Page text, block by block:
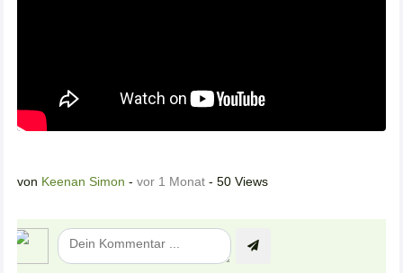
von Keenan Simon - vor 1 Monat - 50 Views